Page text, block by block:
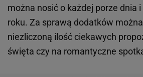
można nosić o każdej porze dnia
roku. Za sprawą dodatków
niezliczoną ilość ciekawych
święta czy na romantyczne